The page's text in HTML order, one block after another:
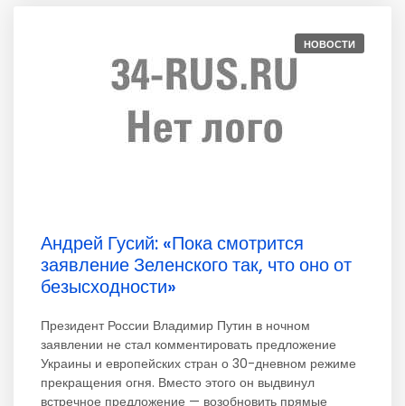
НОВОСТИ
Андрей Гусий: «Пока смотрится
заявление Зеленского так, что оно от
безысходности»
Президент России Владимир Путин в ночном
заявлении не стал комментировать предложение
Украины и европейских стран о 30-дневном режиме
прекращения огня. Вместо этого он выдвинул
встречное предложение — возобновить прямые